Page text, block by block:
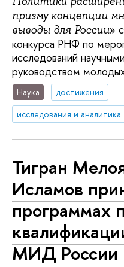
призму концепции
выводы для России»
конкурса РНФ по
исследований
руководством
Наука
достижения
исследования и аналитика
Тигран
Исламов
программах
МИД России